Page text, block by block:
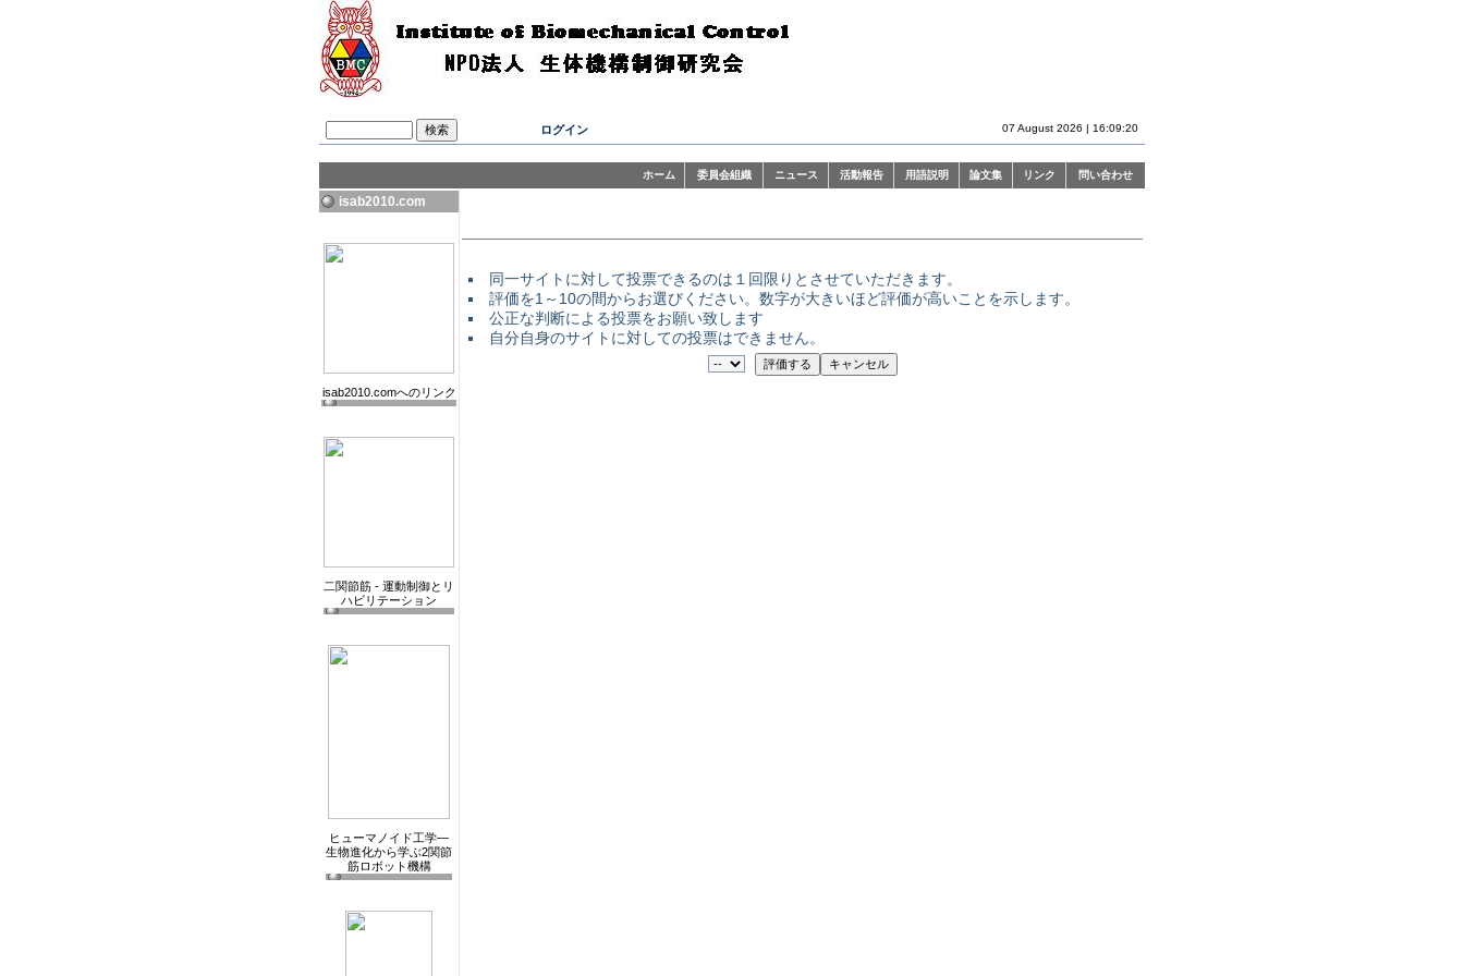
ログイン 07 August 2026 | 16:09:20
ホーム 委員会組織 ニュース 活動報告 用語説明 論文集 リンク 問い合わせ
isab2010.com
isab2010.comへのリンク
二関節筋 - 運動制御とリ
ハビリテーション
ヒューマノイド工学―
生物進化から学ぶ2関節
筋ロボット機構
同一サイトに対して投票できるのは１回限りとさせていただきます。
評価を1～10の間からお選びください。数字が大きいほど評価が高いことを示します。
公正な判断による投票をお願い致します
自分自身のサイトに対しての投票はできません。